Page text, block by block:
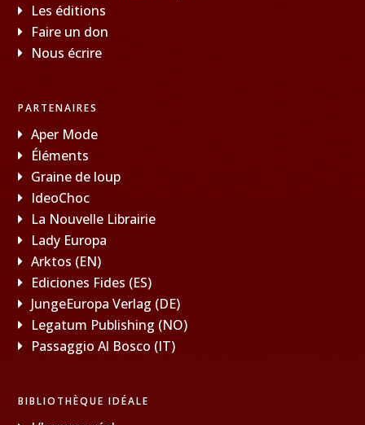
Les éditions
Faire un don
Nous écrire
PARTENAIRES
Aper Mode
Éléments
Graine de loup
IdeoChoc
La Nouvelle Librairie
Lady Europa
Arktos (EN)
Ediciones Fides (ES)
JungeEuropa Verlag (DE)
Legatum Publishing (NO)
Passaggio Al Bosco (IT)
BIBLIOTHÈQUE IDÉALE